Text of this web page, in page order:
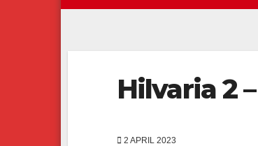
Hilvaria 2
2 APRIL 2023